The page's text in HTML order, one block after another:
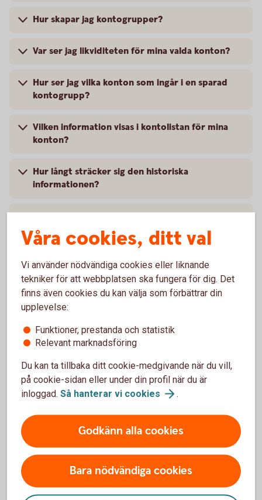
Hur skapar jag kontogrupper?
Var ser jag likviditeten för mina valda konton?
Hur ser jag vilka konton som ingår i en sparad
kontogrupp?
Vilken information visas i kontolistan för mina
konton?
Hur långt sträcker sig den historiska
informationen?
Var kan jag ta del av mer information om
tjänsten?
Vart vänder jag mig vid frågor om
Likviditetsöversikten?
För dig med valutakoncernkonto
Hur ser jag och sorterar min valutakoncern?
Hur ser jag likviditeten för alla mina konton och
Våra cookies, ditt val
Vi använder nödvändiga cookies eller liknande
tekniker för att webbplatsen ska fungera för dig. Det
finns även cookies du kan välja som förbättrar din
upplevelse:
Funktioner, prestanda och statistik
Relevant marknadsföring
Du kan ta tillbaka ditt cookie-medgivande när du vill,
på cookie-sidan eller under din profil när du är
inloggad. Så hanterar vi cookies .
Godkänn alla cookies
Bara nödvändiga cookies